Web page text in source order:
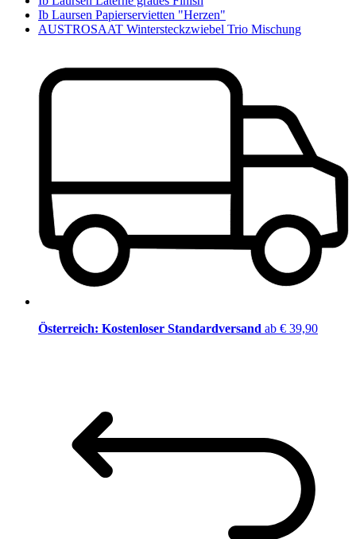
Ib Laursen Papierservietten "Herzen"
AUSTROSAAT Wintersteckzwiebel Trio Mischung
Österreich: Kostenloser Standardversand ab € 39,90